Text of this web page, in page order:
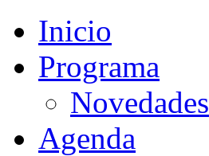
Inicio
Programa
Novedades
Agenda